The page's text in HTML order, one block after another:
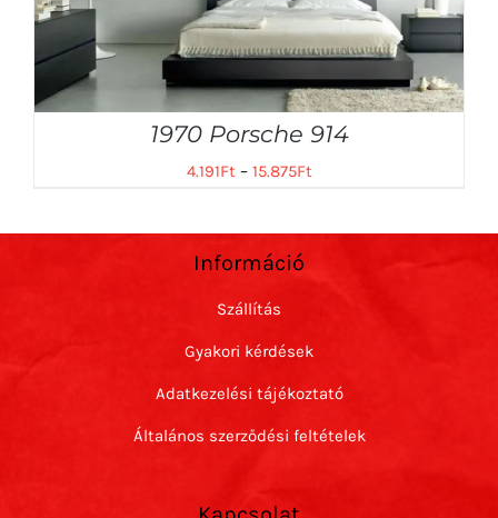
1970 Porsche 914
4.191Ft– 15.875Ft
Információ
Szállítás
Gyakori kérdések
Adatkezelési tájékoztató
Általános szerződési feltételek